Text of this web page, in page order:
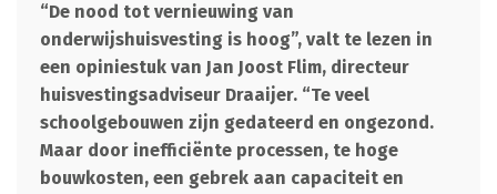
“De nood tot vernieuwing van
onderwijshuisvesting is hoog”, valt te lezen in
een opiniestuk van Jan Joost Flim, directeur
huisvestingsadviseur Draaijer. “Te veel
schoolgebouwen zijn gedateerd en ongezond.
Maar door inefficiënte processen, te hoge
bouwkosten, een gebrek aan capaciteit en